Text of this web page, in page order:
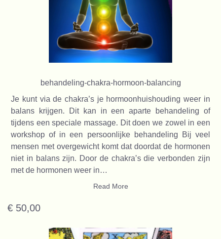
behandeling-chakra-hormoon-balancing
Je kunt via de chakra’s je hormoonhuishouding weer in
balans krijgen. Dit kan in een aparte behandeling of
tijdens een speciale massage. Dit doen we zowel in een
workshop of in een persoonlijke behandeling Bij veel
mensen met overgewicht komt dat doordat de hormonen
niet in balans zijn. Door de chakra’s die verbonden zijn
met de hormonen weer in…
Read More
€ 50,00